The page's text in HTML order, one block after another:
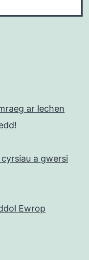
ar lechen
a gwersi
Ewrop